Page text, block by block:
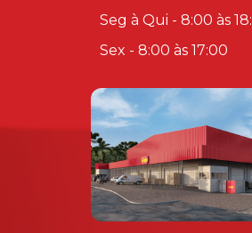
Seg à Qui - 8:00 às
Sex - 8:00 às 17:00